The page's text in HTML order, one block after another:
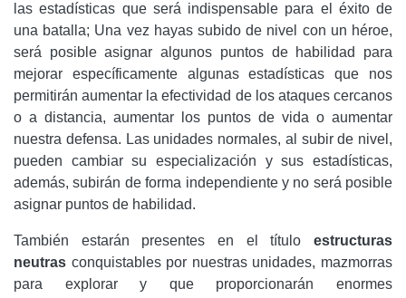
las estadísticas que será indispensable para el éxito de
una batalla; Una vez hayas subido de nivel con un héroe,
será posible asignar algunos puntos de habilidad para
mejorar específicamente algunas estadísticas que nos
permitirán aumentar la efectividad de los ataques cercanos
o a distancia, aumentar los puntos de vida o aumentar
nuestra defensa. Las unidades normales, al subir de nivel,
pueden cambiar su especialización y sus estadísticas,
además, subirán de forma independiente y no será posible
asignar puntos de habilidad.
También estarán presentes en el título estructuras
neutras conquistables por nuestras unidades, mazmorras
para explorar y que proporcionarán enormes